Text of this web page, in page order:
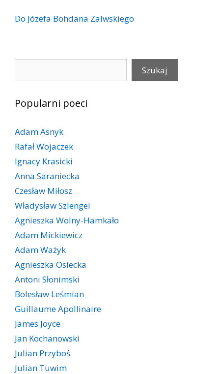
Do Józefa Bohdana Zalwskiego
Szukaj
Popularni poeci
Adam Asnyk
Rafał Wojaczek
Ignacy Krasicki
Anna Saraniecka
Czesław Miłosz
Władysław Szlengel
Agnieszka Wolny-Hamkało
Adam Mickiewicz
Adam Ważyk
Agnieszka Osiecka
Antoni Słonimski
Bolesław Leśmian
Guillaume Apollinaire
James Joyce
Jan Kochanowski
Julian Przyboś
Julian Tuwim